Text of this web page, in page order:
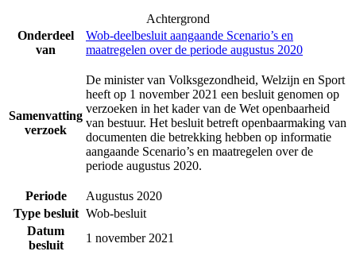
Achtergrond
Onderdeel
van
Wob-deelbesluit aangaande Scenario’s en
maatregelen over de periode augustus 2020
Samenvatting
verzoek
De minister van Volksgezondheid, Welzijn en Sport
heeft op 1 november 2021 een besluit genomen op
verzoeken in het kader van de Wet openbaarheid
van bestuur. Het besluit betreft openbaarmaking van
documenten die betrekking hebben op informatie
aangaande Scenario’s en maatregelen over de
periode augustus 2020.
Periode
Augustus 2020
Type besluit Wob-besluit
Datum
besluit
1 november 2021